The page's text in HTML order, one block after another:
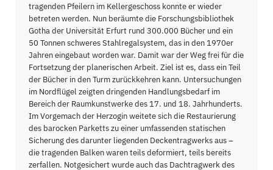
tragenden Pfeilern im Kellergeschoss konnte er wieder
betreten werden. Nun beräumte die Forschungsbibliothek
Gotha der Universität Erfurt rund 300.000 Bücher und ein
50 Tonnen schweres Stahlregalsystem, das in den 1970er
Jahren eingebaut worden war. Damit war der Weg frei für die
Fortsetzung der planerischen Arbeit. Ziel ist es, dass ein Teil
der Bücher in den Turm zurückkehren kann. Untersuchungen
im Nordflügel zeigten dringenden Handlungsbedarf im
Bereich der Raumkunstwerke des 17. und 18. Jahrhunderts.
Im Vorgemach der Herzogin weitete sich die Restaurierung
des barocken Parketts zu einer umfassenden statischen
Sicherung des darunter liegenden Deckentragwerks aus –
die tragenden Balken waren teils deformiert, teils bereits
zerfallen. Notgesichert wurde auch das Dachtragwerk des